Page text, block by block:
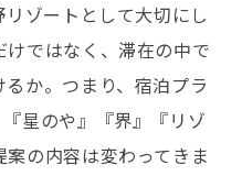
リゾートとして大切にし
ではなく、滞在の中で
か。つまり、宿泊プラ
星のや』『界』『リゾ
の内容は変わってきま